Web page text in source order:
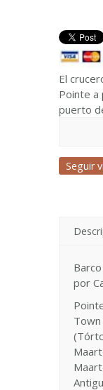
El
Pointe a
puerto
Seguir
por